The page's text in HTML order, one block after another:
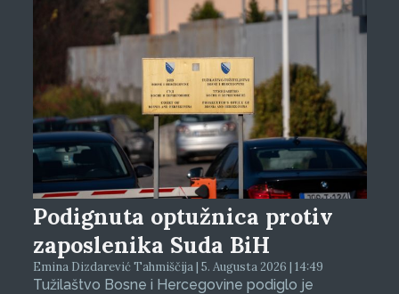
Podignuta optužnica protiv
zaposlenika Suda BiH
Emina Dizdarević Tahmiščija | 5. Augusta 2026 | 14:49
Tužilaštvo Bosne i Hercegovine podiglo je